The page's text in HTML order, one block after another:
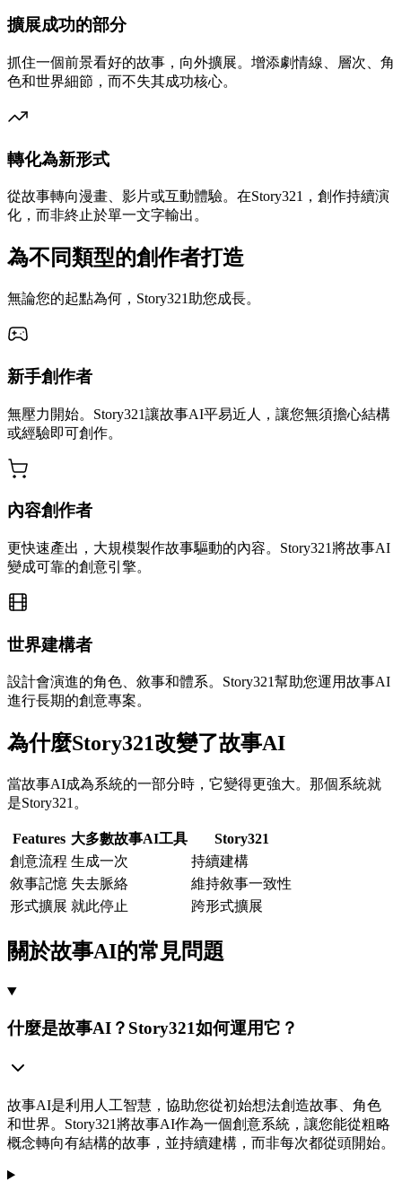
擴展成功的部分
抓住一個前景看好的故事，向外擴展。增添劇情線、層次、角
色和世界細節，而不失其成功核心。
轉化為新形式
從故事轉向漫畫、影片或互動體驗。在Story321，創作持續演
化，而非終止於單一文字輸出。
為不同類型的創作者打造
無論您的起點為何，Story321助您成長。
新手創作者
無壓力開始。Story321讓故事AI平易近人，讓您無須擔心結構
或經驗即可創作。
內容創作者
更快速產出，大規模製作故事驅動的內容。Story321將故事AI
變成可靠的創意引擎。
世界建構者
設計會演進的角色、敘事和體系。Story321幫助您運用故事AI
進行長期的創意專案。
為什麼Story321改變了故事AI
當故事AI成為系統的一部分時，它變得更強大。那個系統就
是Story321。
Features 大多數故事AI工具
Story321
創意流程 生成一次
持續建構
敘事記憶 失去脈絡
維持敘事一致性
形式擴展 就此停止 跨形式擴展
關於故事AI的常見問題
什麼是故事AI？Story321如何運用它？
故事AI是利用人工智慧，協助您從初始想法創造故事、角色
和世界。Story321將故事AI作為一個創意系統，讓您能從粗略
概念轉向有結構的故事，並持續建構，而非每次都從頭開始。